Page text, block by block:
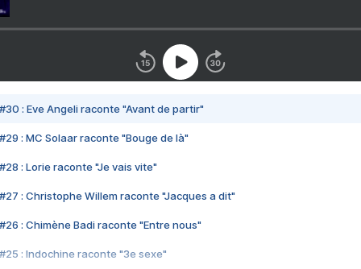
#30 : Eve Angeli raconte "Avant de partir"
#29 : MC Solaar raconte "Bouge de là"
#28 : Lorie raconte "Je vais vite"
#27 : Christophe Willem raconte "Jacques a dit"
#26 : Chimène Badi raconte "Entre nous"
#25 : Indochine raconte "3e sexe"